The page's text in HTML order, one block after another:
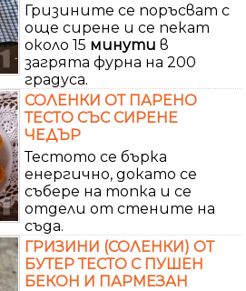
Гризините се поръсват с
още сирене и се пекат
около 15 минути в
загрята фурна на 200
градуса.
СОЛЕНКИ ОТ ПАРЕНО
ТЕСТО СЪС СИРЕНЕ
ЧЕДЪР
Тестото се бърка
енергично, докато се
събере на топка и се
отдели от стените на
съда.
ГРИЗИНИ (СОЛЕНКИ) ОТ
БУТЕР ТЕСТО С ПУШЕН
БЕКОН И ПАРМЕЗАН